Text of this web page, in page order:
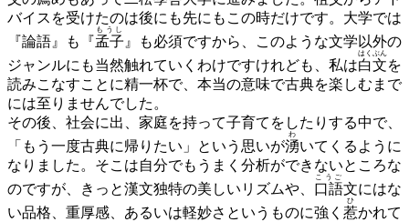
バイスを受けたのは後にも先にもこの時だけです。大学では
『論語』も『孟子
もうし
』も必須ですから、このような文学以外の
ジャンルにも当然触れていくわけですけれども、私は白文
はくぶん
を
読みこなすことに精一杯で、本当の意味で古典を楽しむまで
には至りませんでした。
その後、社会に出、家庭を持って子育てをしたりする中で、
「もう一度古典に帰りたい」という思いが湧
わ
いてくるように
なりました。そこは自分でもうまく分析ができないところな
のですが、きっと漢文独特の美しいリズムや、 口語
こうご
文にはな
い品格、重厚感、あるいは軽妙さというものに強く 惹
ひ
かれて